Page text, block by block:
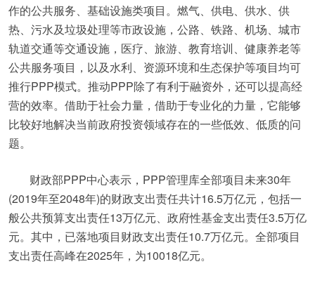
作的公共服务、基础设施类项目。燃气、供电、供水、供
热、污水及垃圾处理等市政设施，公路、铁路、机场、城市
轨道交通等交通设施，医疗、旅游、教育培训、健康养老等
公共服务项目，以及水利、资源环境和生态保护等项目均可
推行PPP模式。推动PPP除了有利于融资外，还可以提高经
营的效率。借助于社会力量，借助于专业化的力量，它能够
比较好地解决当前政府投资领域存在的一些低效、低质的问
题。
财政部PPP中心表示，PPP管理库全部项目未来30年
(2019年至2048年)的财政支出责任共计16.5万亿元，包括一
般公共预算支出责任13万亿元、政府性基金支出责任3.5万亿
元。其中，已落地项目财政支出责任10.7万亿元。全部项目
支出责任高峰在2025年，为10018亿元。